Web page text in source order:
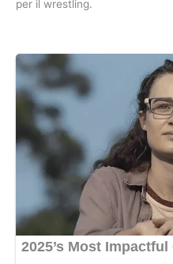
per il wrestling.